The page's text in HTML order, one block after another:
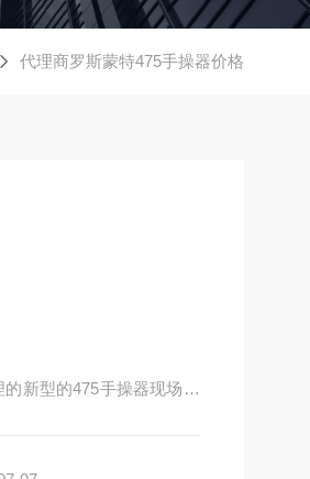
代理商罗斯蒙特475手操器价格
新型的475手操器现场通